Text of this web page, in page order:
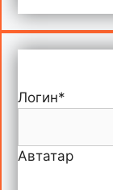
Логин*
Автатар